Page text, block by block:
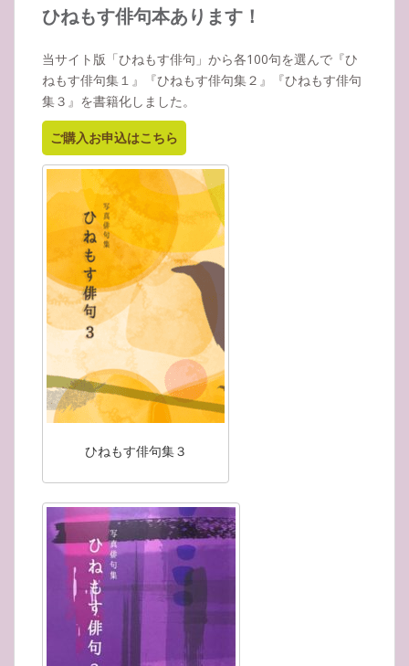
イ
ひねもす俳句本あります！
当サイト版「ひねもす俳句」から各100句を選んで『ひ
ねもす俳句集１』『ひねもす俳句集２』『ひねもす俳句
集３』を書籍化しました。
ご購入お申込はこちら
ひねもす俳句集３